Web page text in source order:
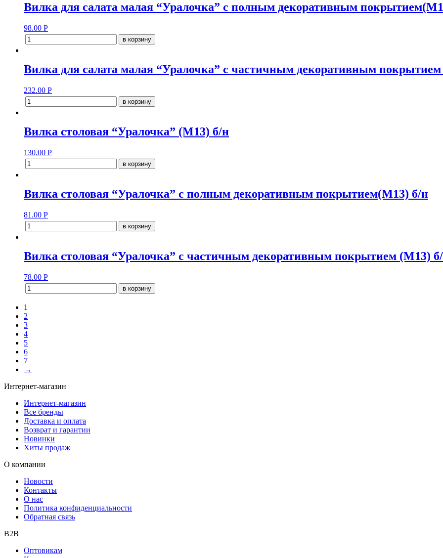
Вилка для салата малая “Уралочка” с полным декоративным
98.00 Р
в корзину
Вилка для салата малая “Уралочка” с частичным декоративным
232.00 Р
в корзину
Вилка столовая “Уралочка” (М13) б/н
130.00 Р
в корзину
Вилка столовая “Уралочка” с полным декоративным покрытием(М13) б/н
81.00 Р
в корзину
Вилка столовая “Уралочка” с частичным декоративным покрытием (М13)
78.00 Р
в корзину
1
2
3
4
5
6
7
→
Интернет-магазин
Интернет-магазин
Все бренды
Доставка и оплата
Возврат и гарантии
Новинки
Хиты продаж
О компании
Новости
Контакты
О нас
Политика конфиденциальности
Обратная связь
B2B
Оптовикам